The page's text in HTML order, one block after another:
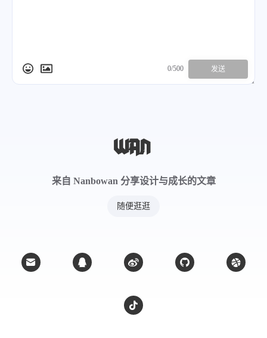
0/500 发送
来自 Nanbowan 分享设计与成长的文章
随便逛逛